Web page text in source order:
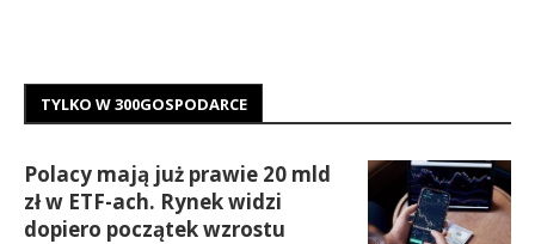
TYLKO W 300GOSPODARCE
Polacy mają już prawie 20 mld
zł w ETF-ach. Rynek widzi
dopiero początek wzrostu